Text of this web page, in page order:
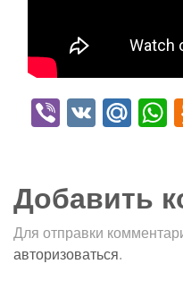
Viber
VK
Добавить
Для отправки
авторизоваться.